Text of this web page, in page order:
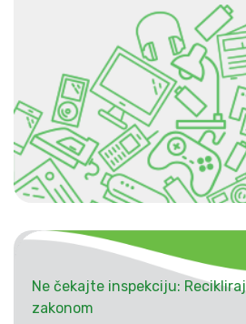
Ne čekajte inspekciju:
zakonom